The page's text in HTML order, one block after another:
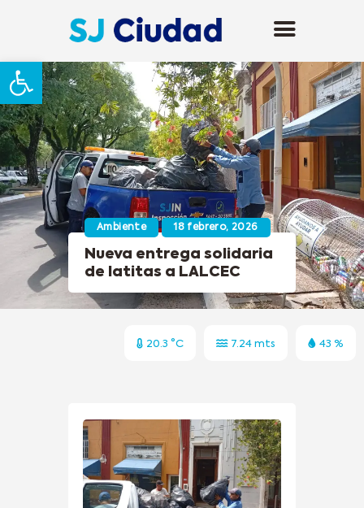
Abrir barra de herramientas
Ambiente 18 febrero, 2026
Nueva entrega solidaria
de latitas a LALCEC
20.3 °C 7.24 mts 43 %